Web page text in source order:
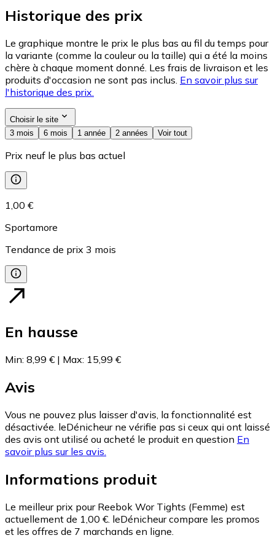
Historique des prix
Le graphique montre le prix le plus bas au fil du temps pour
la variante (comme la couleur ou la taille) qui a été la moins
chère à chaque moment donné. Les frais de livraison et les
produits d'occasion ne sont pas inclus. En savoir plus sur
l'historique des prix.
Choisir le site
3 mois
6 mois 1 année 2 années Voir tout
Prix neuf le plus bas actuel
1,00 €
Sportamore
Tendance de prix 3 mois
En hausse
Min: 8,99 € | Max: 15,99 €
Avis
Vous ne pouvez plus laisser d'avis, la fonctionnalité est
désactivée. leDénicheur ne vérifie pas si ceux qui ont laissé
des avis ont utilisé ou acheté le produit en question En
savoir plus sur les avis.
Informations produit
Le meilleur prix pour Reebok Wor Tights (Femme) est
actuellement de 1,00 €. leDénicheur compare les promos
et les offres de 7 marchands en ligne.